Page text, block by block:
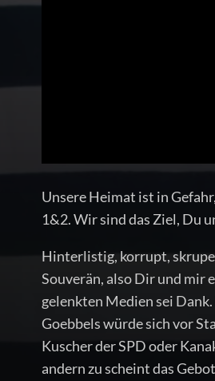
Unsere Heimat ist in
1&2. Wir sind das Ziel, Du
Hinterlistig, korrupt,
Souverän, also Dir und mir
gelenkten Medien sei
Goebbels würde sich vor
Kuscher der SPD oder
andern zu scheint das